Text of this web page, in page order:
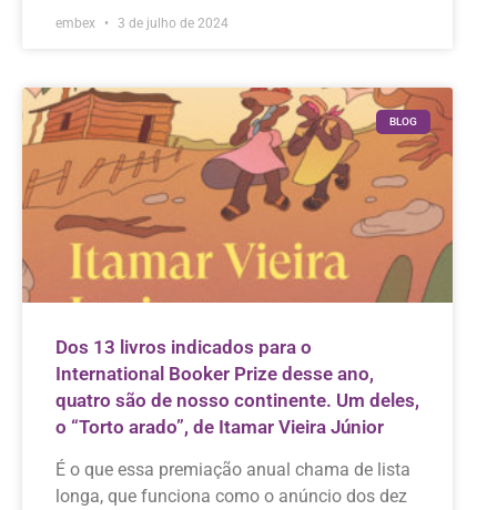
embex 3 de julho de 2024
BLOG
Dos 13 livros indicados para o
International Booker Prize desse ano,
quatro são de nosso continente. Um deles,
o “Torto arado”, de Itamar Vieira Júnior
É o que essa premiação anual chama de lista
longa, que funciona como o anúncio dos dez